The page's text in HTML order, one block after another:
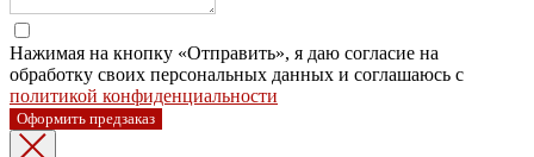
Нажимая на кнопку «Отправить», я даю согласие на
обработку своих персональных данных и соглашаюсь с
политикой конфиденциальности
Оформить предзаказ